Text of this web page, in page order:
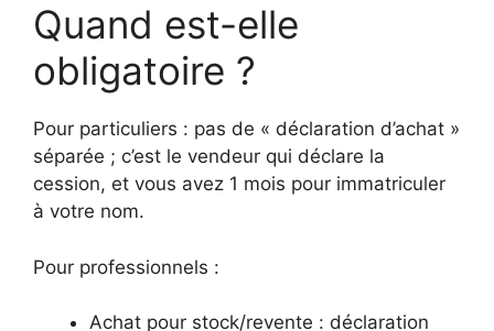
Quand est-elle
obligatoire ?
Pour particuliers : pas de « déclaration d’achat »
séparée ; c’est le vendeur qui déclare la
cession, et vous avez 1 mois pour immatriculer
à votre nom.
Pour professionnels :
Achat pour stock/revente : déclaration